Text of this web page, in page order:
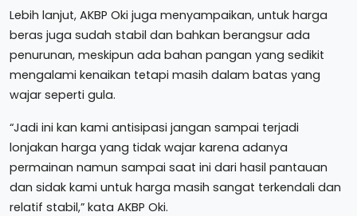
Lebih lanjut, AKBP Oki juga menyampaikan, untuk harga
beras juga sudah stabil dan bahkan berangsur ada
penurunan, meskipun ada bahan pangan yang sedikit
mengalami kenaikan tetapi masih dalam batas yang
wajar seperti gula.
“Jadi ini kan kami antisipasi jangan sampai terjadi
lonjakan harga yang tidak wajar karena adanya
permainan namun sampai saat ini dari hasil pantauan
dan sidak kami untuk harga masih sangat terkendali dan
relatif stabil,” kata AKBP Oki.